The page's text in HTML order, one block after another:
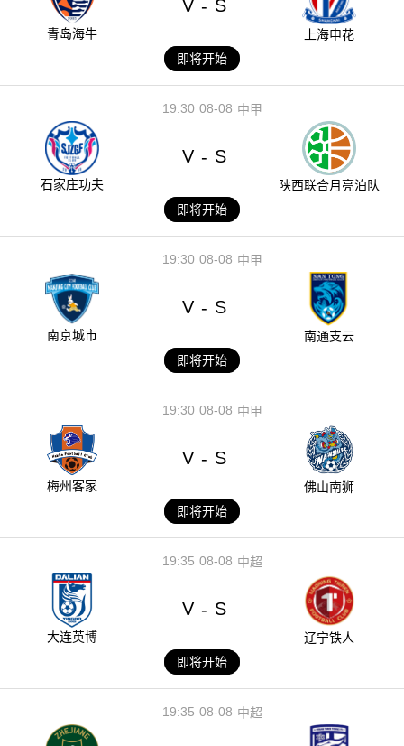
青岛海牛
V - S
上海申花
即将开始
08-08
19:30 中甲
石家庄功夫
V - S
陕西联合月亮泊队
即将开始
08-08
19:30 中甲
南京城市
V - S
南通支云
即将开始
08-08
19:30 中甲
梅州客家
V - S
佛山南狮
即将开始
08-08
19:35 中超
大连英博
V - S
辽宁铁人
即将开始
08-08
19:35 中超